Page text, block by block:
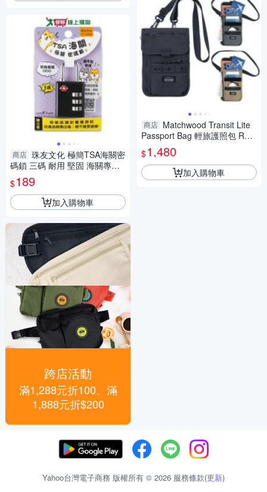
商店 珠友文化 極簡TSA海關密
碼鎖 三碼 耐用 堅固 海關專用
鎖孔 密碼鎖 旅行 外出 海關鎖
【愛買】
$189
加入購物車
跨店活動
滿1,288元折100、滿
1,888元折$200
商店 Matchwood Transit Lite
Passport Bag 輕旅護照包 RFI
D防盜刷 護照隨身小包-3色
$1,480
加入購物車
Yahoo台灣電子商務 版權所有 © 2026 服務條款(更新)